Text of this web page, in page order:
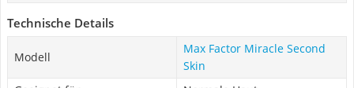
Technische Details
Modell
Max Factor Miracle Second
Skin